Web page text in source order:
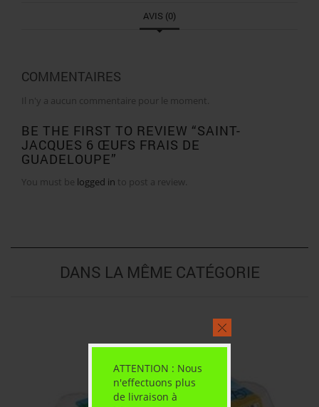
ATTENTION : Nous
n'effectuons plus
de livraison à
AVIS (0)
COMMENTAIRES
Il n'y a aucun commentaire pour le moment.
BE THE FIRST TO REVIEW “SAINT-
JACQUES 6 ŒUFS FRAIS DE
GUADELOUPE”
You must be logged in to post a review.
DANS LA MÊME CATÉGORIE